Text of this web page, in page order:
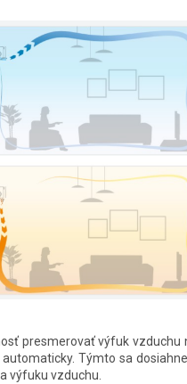
presmerovať výfuk vzduchu
Týmto sa
výfuku vzduchu.